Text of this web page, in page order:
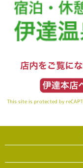
This site is protected by